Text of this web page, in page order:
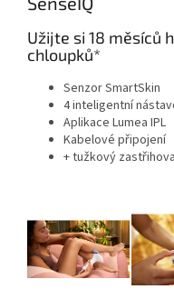
Užijte si 18 měsíců
chloupků*
Senzor SmartSkin
4 inteligentní
Aplikace Lumea IPL
Kabelové připojení
+ tužkový